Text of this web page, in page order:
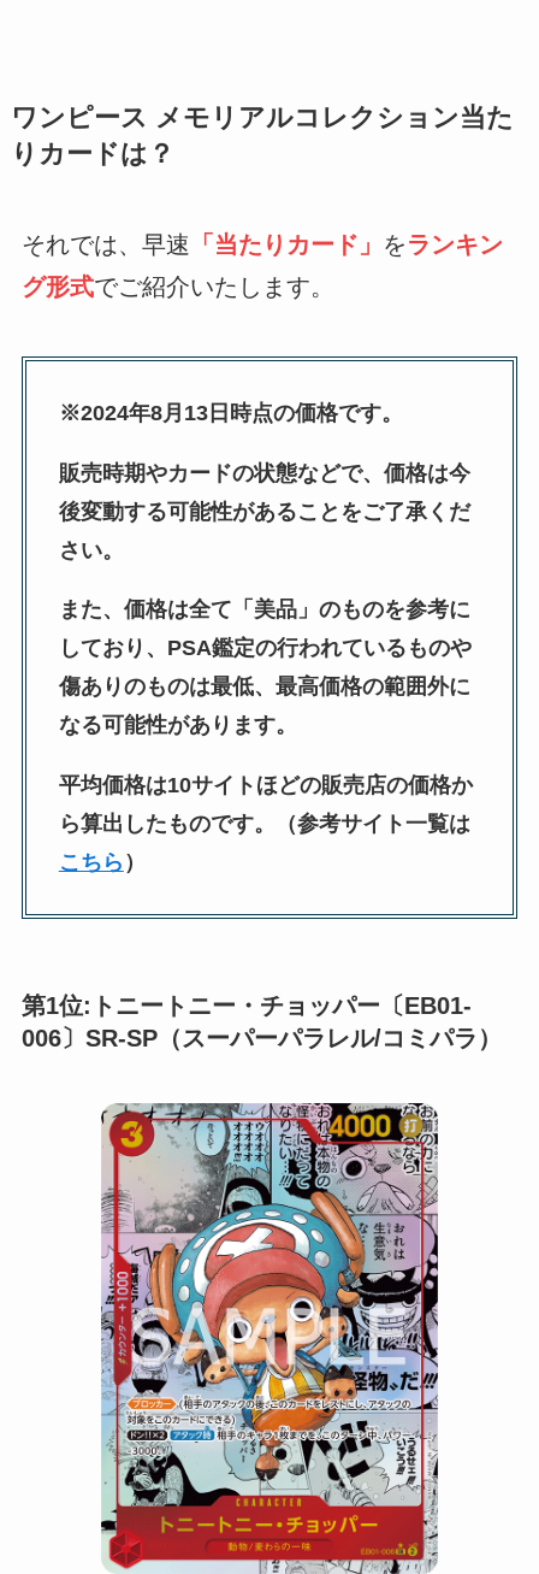
ワンピース メモリアルコレクション当た
りカードは？
それでは、早速 「当たりカード」 をランキン
グ形式でご紹介いたします。
※2024年8月13日時点の価格です。
販売時期やカードの状態などで、価格は今
後変動する可能性があることをご了承くだ
さい。
また、価格は全て「美品」のものを参考に
しており、PSA鑑定の行われているものや
傷ありのものは最低、最高価格の範囲外に
なる可能性があります。
平均価格は10サイトほどの販売店の価格か
ら算出したものです。（参考サイト一覧は
こちら ）
第1位:トニートニー・チョッパー〔EB01-
006〕SR-SP（スーパーパラレル/コミパラ）